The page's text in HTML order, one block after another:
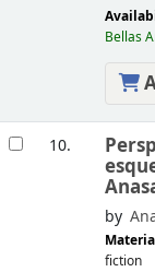
Bellas
10.
by
fiction